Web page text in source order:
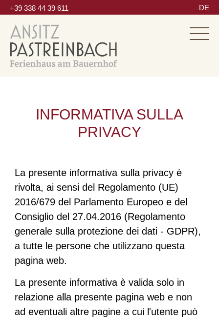
+39 338 44 39 611 DE
INFORMATIVA SULLA
PRIVACY
La presente informativa sulla privacy è
rivolta, ai sensi del Regolamento (UE)
2016/679 del Parlamento Europeo e del
Consiglio del 27.04.2016 (Regolamento
generale sulla protezione dei dati - GDPR),
a tutte le persone che utilizzano questa
pagina web.
La presente informativa è valida solo in
relazione alla presente pagina web e non
ad eventuali altre pagine a cui l'utente può